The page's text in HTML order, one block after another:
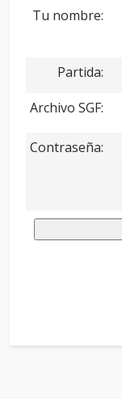
Tu nombre:
Partida:
Archivo SGF:
Contraseña: